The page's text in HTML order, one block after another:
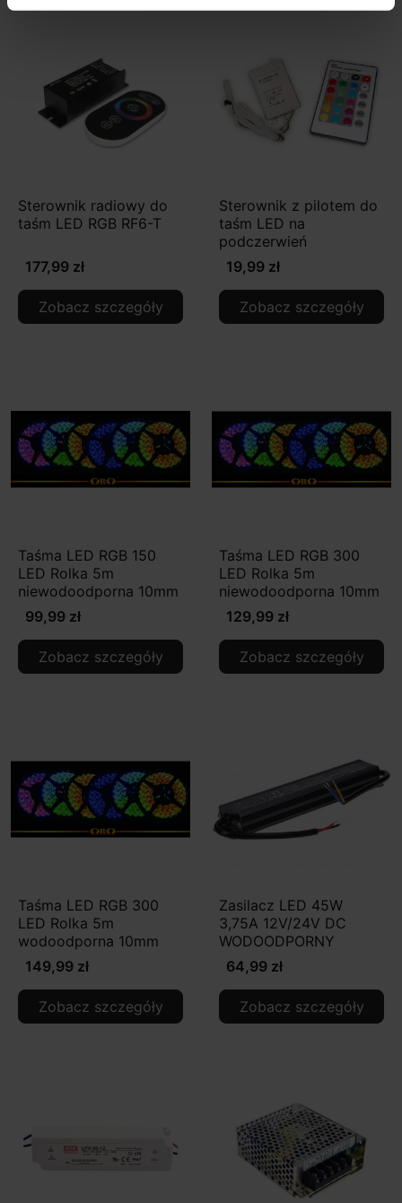
Sterownik radiowy do
taśm LED RGB RF6-T
177,99 zł
Zobacz szczegóły
Sterownik z pilotem do
taśm LED na
podczerwień
19,99 zł
Zobacz szczegóły
Taśma LED RGB 150
LED Rolka 5m
niewodoodporna 10mm
99,99 zł
Zobacz szczegóły
Taśma LED RGB 300
LED Rolka 5m
niewodoodporna 10mm
129,99 zł
Zobacz szczegóły
Taśma LED RGB 300
LED Rolka 5m
wodoodporna 10mm
149,99 zł
Zobacz szczegóły
Zasilacz LED 45W
3,75A 12V/24V DC
WODOODPORNY
64,99 zł
Zobacz szczegóły